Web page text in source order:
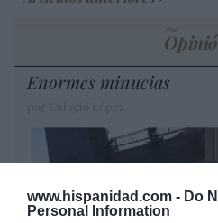
www.hispanidad.com - Do
Personal Information
Enormes minucias